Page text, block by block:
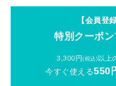
【会員登
特別クーポン
3,300円(税込) 以上
今すぐ使える550